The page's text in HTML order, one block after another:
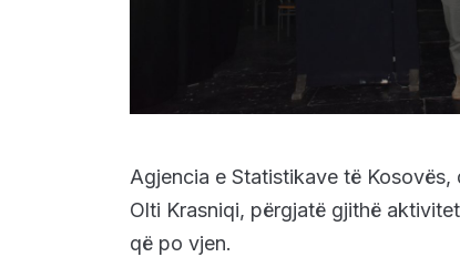
Agjencia e Statistikave të
Olti Krasniqi, përgjatë gjithë
që po vjen.